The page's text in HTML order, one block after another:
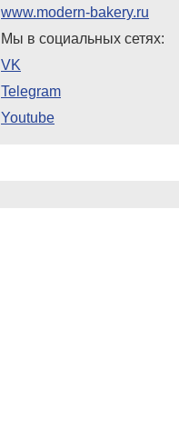
www.modern-bakery.ru
Мы в социальных сетях:
VK
Telegram
Youtube